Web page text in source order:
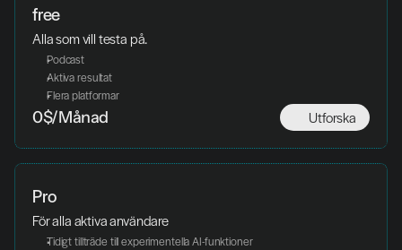
free
Alla som vill testa på.
Podcast
Aktiva resultat
Flera platformar
Utforska
0$/Månad
Pro
För alla aktiva användare
Tidigt tillträde till experimentella AI-funktioner